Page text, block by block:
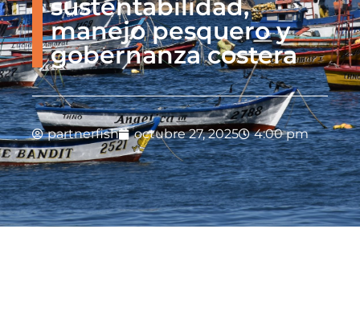
sustentabilidad,
manejo pesquero y
gobernanza costera
partnerfish octubre 27, 2025 4:00 pm